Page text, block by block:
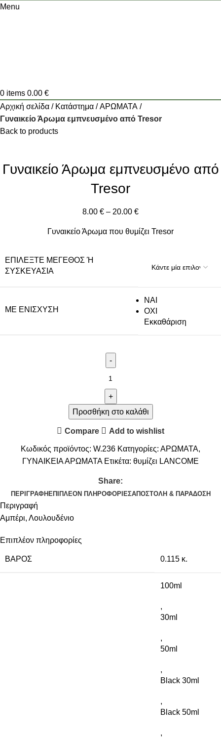
Menu
0 items 0.00 €
Αρχική σελίδα
Κατάστημα
ΑΡΩΜΑΤΑ
Γυναικείο Άρωμα εμπνευσμένο από Tresor
Back to products
Γυναικείο Άρωμα εμπνευσμένο από
Tresor
8.00 € – 20.00 €
Γυναικείο Άρωμα που θυμίζει Tresor
ΕΠΙΛΈΞΤΕ ΜΈΓΕΘΟΣ Ή Σ
ΥΣΚΕΥΑΣΊΑ
ΜΕ ΕΝΊΣΧΥΣΗ
NAI
ΟΧΙ
Εκκαθάριση
Προσθήκη στο καλάθι
Compare Add to wishlist
Κωδικός προϊόντος: W.236 Κατηγορίες: ΑΡΩΜΑΤΑ,
ΓΥΝΑΙΚΕΙΑ ΑΡΩΜΑΤΑ Ετικέτα: θυμίζει LANCOME
Share:
ΠΕΡΙΓΡΑΦΉ ΕΠΙΠΛΈΟΝ ΠΛΗΡΟΦΟΡΊΕΣΑΠΟΣΤΟΛΉ & ΠΑΡΆΔΟΣΗ
Περιγραφή
Αμπέρι, Λουλουδένιο
Επιπλέον πληροφορίες
ΒΆΡΟΣ 0.115 κ.
100ml
,
30ml
,
50ml
,
Black 30ml
,
Black 50ml
,